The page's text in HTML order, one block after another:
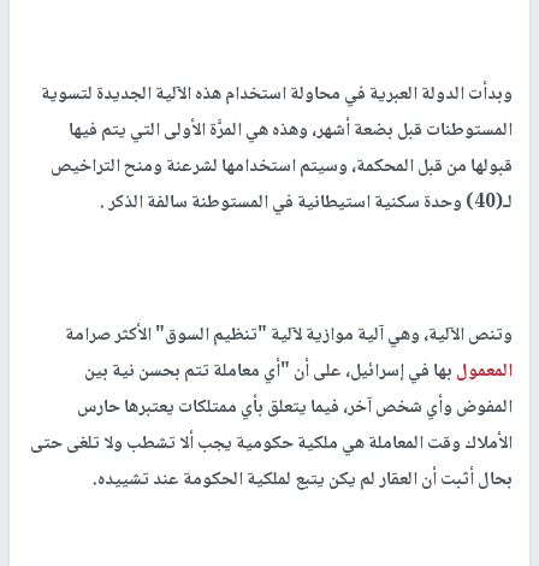
وبدأت الدولة العبرية في محاولة استخدام هذه الآلية الجديدة لتسوية
المستوطنات قبل بضعة أشهر، وهذه هي المرَّة الأولى التي يتم فيها
قبولها من قبل المحكمة، وسيتم استخدامها لشرعنة ومنح التراخيص
لـ(40) وحدة سكنية استيطانية في المستوطنة سالفة الذكر .
وتنص الآلية، وهي آلية موازية لآلية "تنظيم السوق" الأكثر صرامة
المعمولبها في إسرائيل، على أن "أي معاملة تتم بحسن نية بين
المفوض وأي شخص آخر، فيما يتعلق بأي ممتلكات يعتبرها حارس
الأملاك وقت المعاملة هي ملكية حكومية يجب ألا تشطب ولا تلغى حتى
بحال أثبت أن العقار لم يكن يتبع لملكية الحكومة عند تشييده.